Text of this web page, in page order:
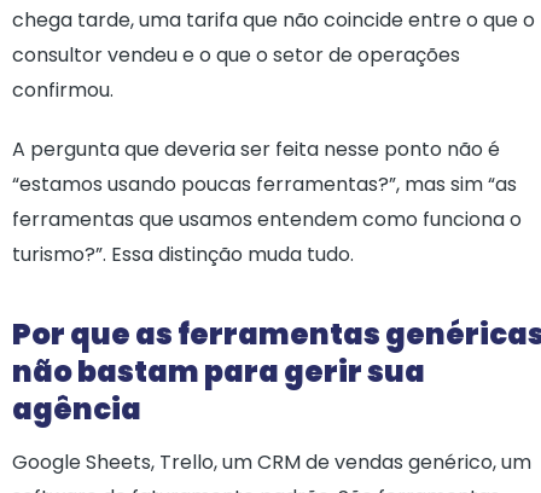
chega tarde, uma tarifa que não coincide entre o que o
consultor vendeu e o que o setor de operações
confirmou.
A pergunta que deveria ser feita nesse ponto não é
“estamos usando poucas ferramentas?”, mas sim “as
ferramentas que usamos entendem como funciona o
turismo?”. Essa distinção muda tudo.
Por que as ferramentas
não bastam para gerir sua
agência
Google Sheets, Trello, um CRM de vendas genérico, um